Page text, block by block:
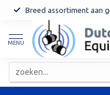
Breed assortiment aan
MENU